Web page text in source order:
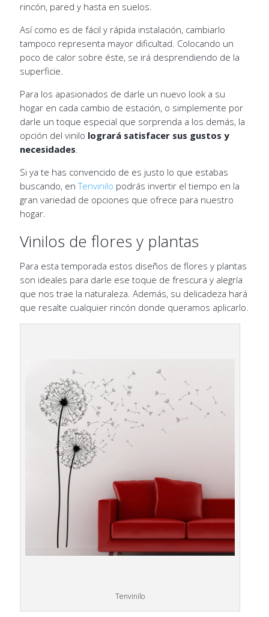
rincón, pared y hasta en suelos.
Así como es de fácil y rápida instalación, cambiarlo
tampoco representa mayor dificultad. Colocando un
poco de calor sobre éste, se irá desprendiendo de la
superficie.
Para los apasionados de darle un nuevo look a su
hogar en cada cambio de estación, o simplemente por
darle un toque especial que sorprenda a los demás, la
opción del vinilo logrará satisfacer sus gustos y
necesidades.
Si ya te has convencido de es justo lo que estabas
buscando, enTenvinilo podrás invertir el tiempo en la
gran variedad de opciones que ofrece para nuestro
hogar.
Vinilos de flores y plantas
Para esta temporada estos diseños de flores y plantas
son ideales para darle ese toque de frescura y alegría
que nos trae la naturaleza. Además, su delicadeza hará
que resalte cualquier rincón donde queramos aplicarlo.
Tenvinilo